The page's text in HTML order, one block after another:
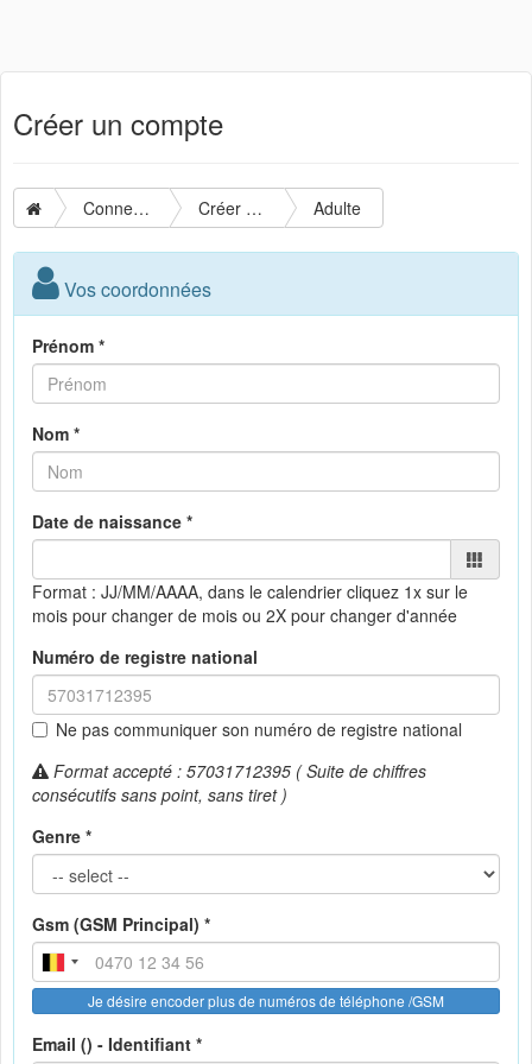
Créer un compte
Connexion Créer un compte Adulte
Vos coordonnées
Prénom *
Nom *
Date de naissance *
Format : JJ/MM/AAAA, dans le calendrier cliquez 1x sur le
mois pour changer de mois ou 2X pour changer d'année
Numéro de registre national
Ne pas communiquer son numéro de registre national
Format accepté : 57031712395 ( Suite de chiffres
consécutifs sans point, sans tiret )
Genre *
Gsm (GSM Principal) *
Je désire encoder plus de numéros de téléphone /GSM
Email () - Identifiant *